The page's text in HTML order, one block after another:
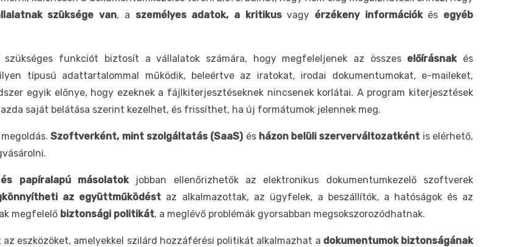
szüksége van, a személyes adatok, a kritikusvagy érzékeny információkés egyéb
szükséges funkciót biztosít a vállalatok számára, hogy megfeleljenek az összes előírásnak és
típusú adattartalommal működik, beleértve az iratokat, irodai dokumentumokat, e-maileket,
egyik előnye, hogy ezeknek a fájlkiterjesztéseknek nincsenek korlátai. A program kiterjesztések
saját belátása szerint kezelhet, és frissíthet, ha új formátumok jelennek meg.
megoldás.Szoftverként, mint szolgáltatás (SaaS) és házon belüli szerverváltozatként is elérhető,
papíralapú másolatok jobban ellenőrizhetők az elektronikus dokumentumkezelő szoftverek
az együttműködést az alkalmazottak, az ügyfelek, a beszállítók, a hatóságok és az
megfelelő biztonsági politikát, a meglévő problémák gyorsabban megsokszorozódhatnak.
eszközöket, amelyekkel szilárd hozzáférési politikát alkalmazhat a dokumentumok biztonságának